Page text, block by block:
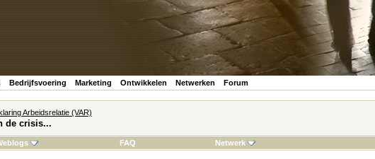
Bedrijfsvoering Marketing Ontwikkelen Netwerken Forum
Arbeidsrelatie (VAR)
de crisis...
FAQ Netwerk